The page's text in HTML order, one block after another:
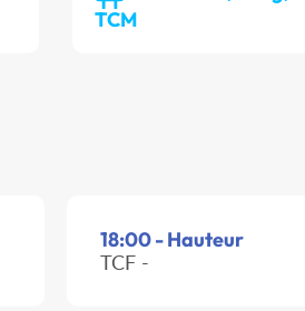
TCM
18:00 - Hauteur
TCF -